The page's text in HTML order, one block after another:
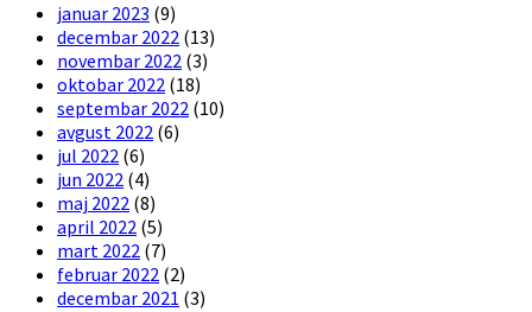
januar 2023 (9)
decembar 2022 (13)
novembar 2022 (3)
oktobar 2022 (18)
septembar 2022 (10)
avgust 2022 (6)
jul 2022 (6)
jun 2022 (4)
maj 2022 (8)
april 2022 (5)
mart 2022 (7)
februar 2022 (2)
decembar 2021 (3)